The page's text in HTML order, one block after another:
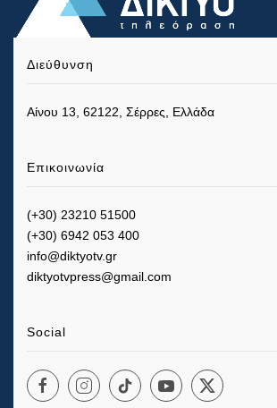
Διεύθυνση
Αίνου 13, 62122, Σέρρες, Ελλάδα
Επικοινωνία
(+30) 23210 51500
(+30) 6942 053 400
info@diktyotv.gr
diktyotvpress@gmail.com
Social